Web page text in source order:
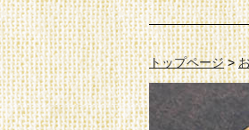
トップページ>